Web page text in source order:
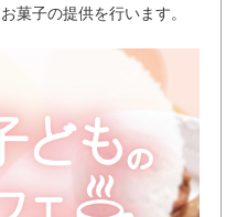
菓子の提供を行います。